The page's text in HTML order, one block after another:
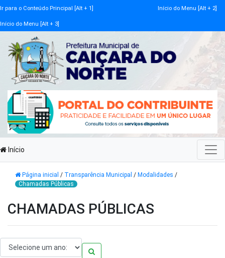
Ir para o Conteúdo Principal [Alt + 1] Início do Menu [Alt + 2]
Início do Menu [Alt + 3]
Início
Página inicial / Transparência Municipal / Modalidades /
Chamadas Públicas
CHAMADAS PÚBLICAS